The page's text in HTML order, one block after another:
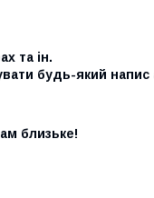
та ін.
будь-який напис
близьке!